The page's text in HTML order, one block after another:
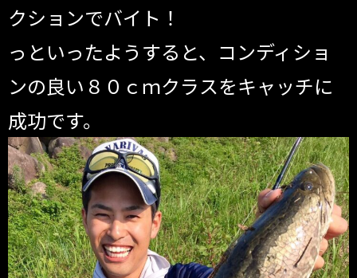
クションでバイト！
っといったようすると、コンディショ
ンの良い８０ｃｍクラスをキャッチに
成功です。